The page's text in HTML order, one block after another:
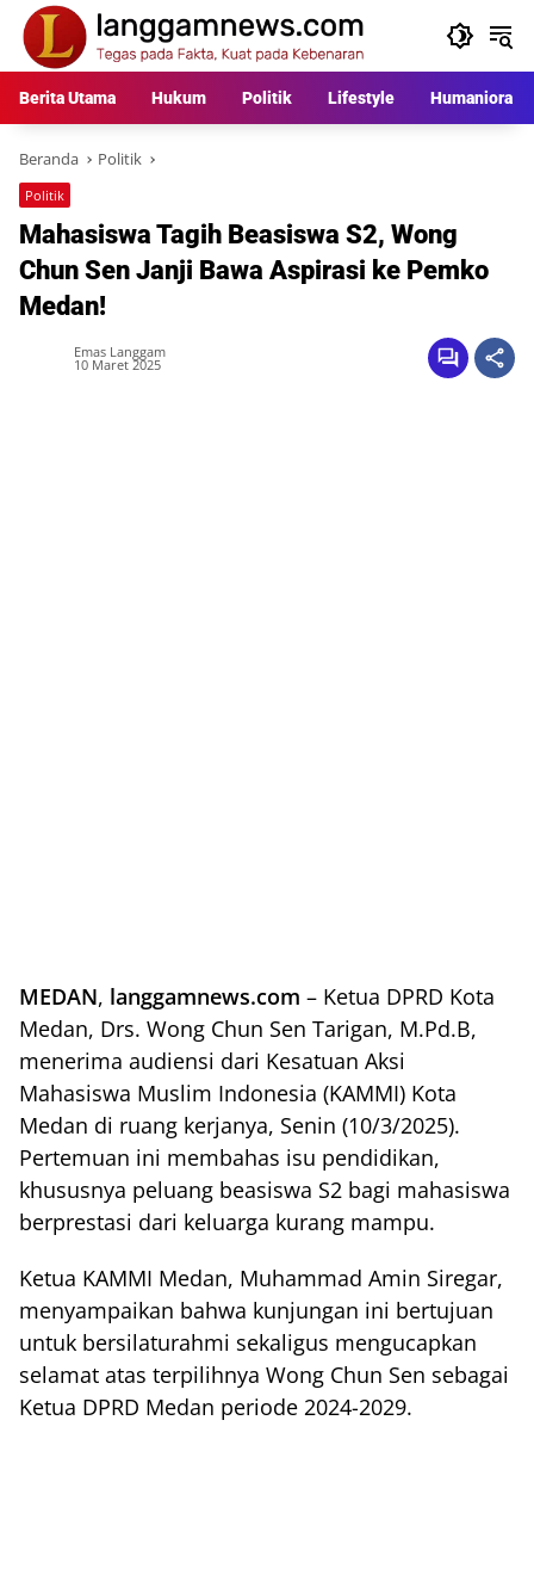
Langsung
konten
Berita Utama Hukum Politik Lifestyle Humaniora
Beranda Politik
Politik
Mahasiswa Tagih Beasiswa S2, Wong
Chun Sen Janji Bawa Aspirasi ke Pemko
Medan!
Emas Langgam
10 Maret 2025
MEDAN, langgamnews.com – Ketua DPRD Kota
Medan, Drs. Wong Chun Sen Tarigan, M.Pd.B,
menerima audiensi dari Kesatuan Aksi
Mahasiswa Muslim Indonesia (KAMMI) Kota
Medan di ruang kerjanya, Senin (10/3/2025).
Pertemuan ini membahas isu pendidikan,
khususnya peluang beasiswa S2 bagi mahasiswa
berprestasi dari keluarga kurang mampu.
Ketua KAMMI Medan, Muhammad Amin Siregar,
menyampaikan bahwa kunjungan ini bertujuan
untuk bersilaturahmi sekaligus mengucapkan
selamat atas terpilihnya Wong Chun Sen sebagai
Ketua DPRD Medan periode 2024-2029.